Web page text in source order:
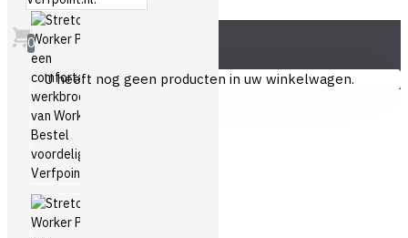
0
U heeft nog geen producten in uw winkelwagen.